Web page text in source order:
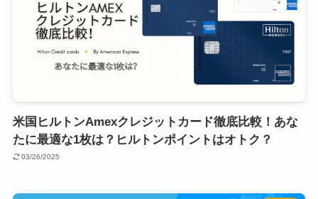
米国ヒルトンAmexクレジットカード徹底比較！あな
たに最適な1枚は？ヒルトンポイントはオトク？
03/26/2025